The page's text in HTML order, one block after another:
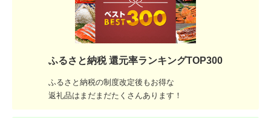
ふるさと納税 還元率ランキングTOP300
ふるさと納税の制度改定後もお得な
返礼品はまだまだたくさんあります！